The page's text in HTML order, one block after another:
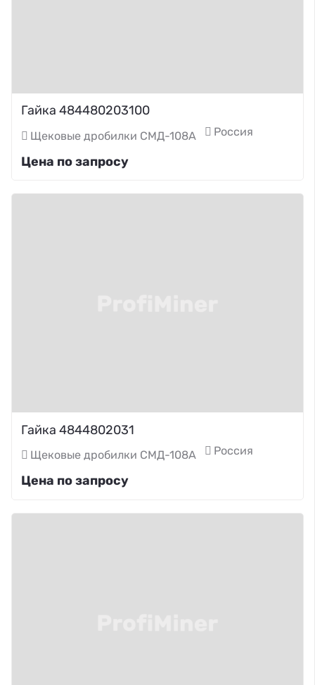
Гайка 484480203100
Щековые дробилки СМД-108А Россия
Цена по запросу
Гайка 4844802031
Щековые дробилки СМД-108А Россия
Цена по запросу